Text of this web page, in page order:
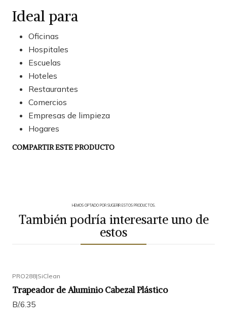
Ideal para
Oficinas
Hospitales
Escuelas
Hoteles
Restaurantes
Comercios
Empresas de limpieza
Hogares
COMPARTIR ESTE PRODUCTO
HEMOS OPTADO POR SUGERIR ESTOS PRODUCTOS.
También podría interesarte uno de
estos
PRO288|SiClean
Trapeador de Aluminio Cabezal Plástico
B/.6.35